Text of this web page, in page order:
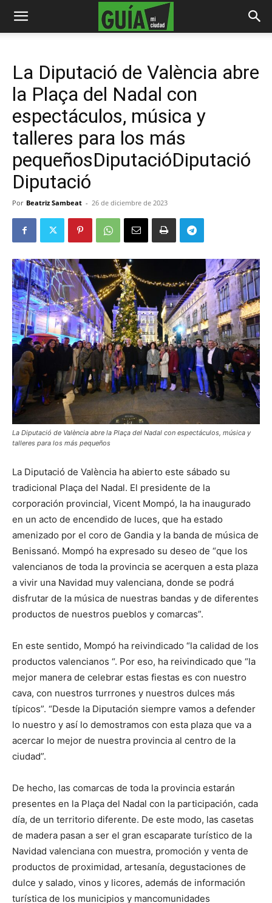
La Diputació de València abre
la Plaça del Nadal con
espectáculos, música y
talleres para los más
pequeñosDiputacióDiputació
Diputació
Por Beatriz Sambeat - 26 de diciembre de 2023
La Diputació de València abre la Plaça del Nadal con espectáculos, música y
talleres para los más pequeños
La Diputació de València ha abierto este sábado su
tradicional Plaça del Nadal. El presidente de la
corporación provincial, Vicent Mompó, la ha inaugurado
en un acto de encendido de luces, que ha estado
amenizado por el coro de Gandia y la banda de música de
Benissanó. Mompó ha expresado su deseo de “que los
valencianos de toda la provincia se acerquen a esta plaza
a vivir una Navidad muy valenciana, donde se podrá
disfrutar de la música de nuestras bandas y de diferentes
productos de nuestros pueblos y comarcas”.
En este sentido, Mompó ha reivindicado “la calidad de los
productos valencianos “. Por eso, ha reivindicado que “la
mejor manera de celebrar estas fiestas es con nuestro
cava, con nuestros turrrones y nuestros dulces más
típicos”. “Desde la Diputación siempre vamos a defender
lo nuestro y así lo demostramos con esta plaza que va a
acercar lo mejor de nuestra provincia al centro de la
ciudad”.
De hecho, las comarcas de toda la provincia estarán
presentes en la Plaça del Nadal con la participación, cada
día, de un territorio diferente. De este modo, las casetas
de madera pasan a ser el gran escaparate turístico de la
Navidad valenciana con muestra, promoción y venta de
productos de proximidad, artesanía, degustaciones de
dulce y salado, vinos y licores, además de información
turística de los municipios y mancomunidades